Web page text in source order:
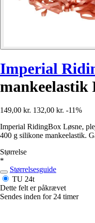
Imperial
mankeelastik
149,00 kr. 132,00 kr. -11%
Imperial RidingBox Løsne,
400 g silikone mankeelastik.
Størrelse
*
Størrelsesguide
TU 24t
Dette felt er påkrævet
Sendes inden for 24 timer